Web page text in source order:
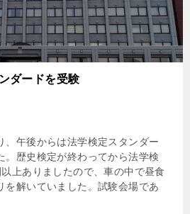
ダードを受験
、午後からは法学検定スタンダー
。歴史検定が終わってから法学検
上ありましたので、車の中で昼食
を解いていました。試験会場であ